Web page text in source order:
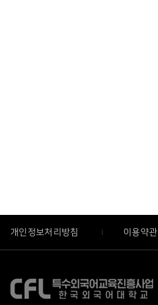
개인정보처리방침 이용약관